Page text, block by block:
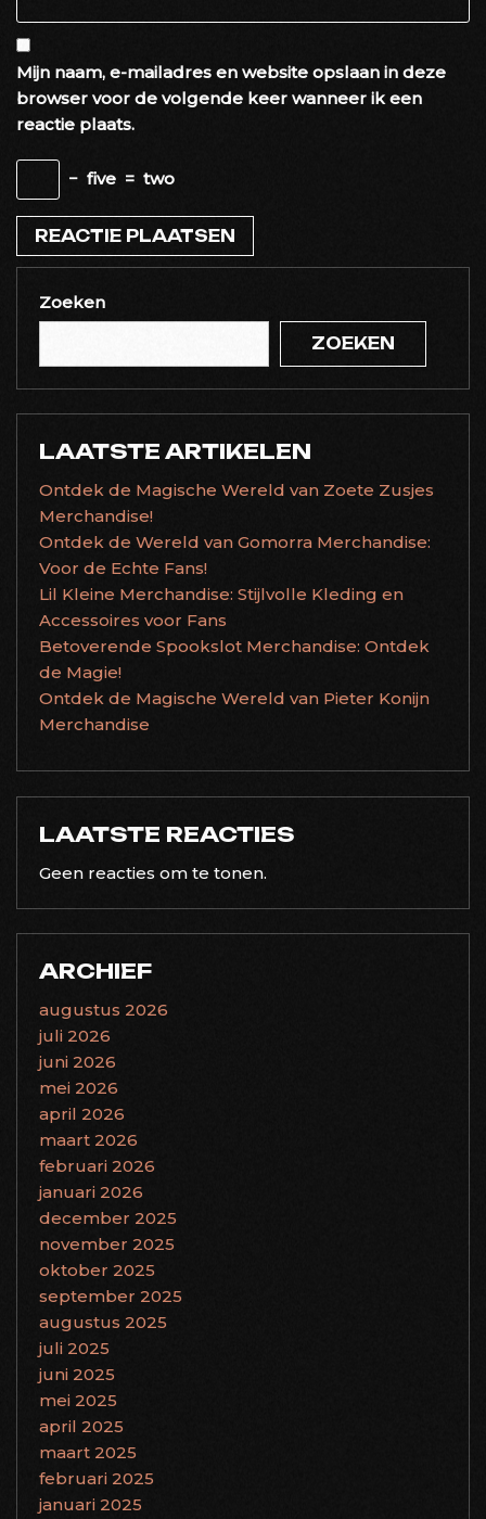
Mijn naam, e-mailadres en website opslaan in deze
browser voor de volgende keer wanneer ik een
reactie plaats.
− five = two
Zoeken
ZOEKEN
LAATSTE ARTIKELEN
Ontdek de Magische Wereld van Zoete Zusjes
Merchandise!
Ontdek de Wereld van Gomorra Merchandise:
Voor de Echte Fans!
Lil Kleine Merchandise: Stijlvolle Kleding en
Accessoires voor Fans
Betoverende Spookslot Merchandise: Ontdek
de Magie!
Ontdek de Magische Wereld van Pieter Konijn
Merchandise
LAATSTE REACTIES
Geen reacties om te tonen.
ARCHIEF
augustus 2026
juli 2026
juni 2026
mei 2026
april 2026
maart 2026
februari 2026
januari 2026
december 2025
november 2025
oktober 2025
september 2025
augustus 2025
juli 2025
juni 2025
mei 2025
april 2025
maart 2025
februari 2025
januari 2025